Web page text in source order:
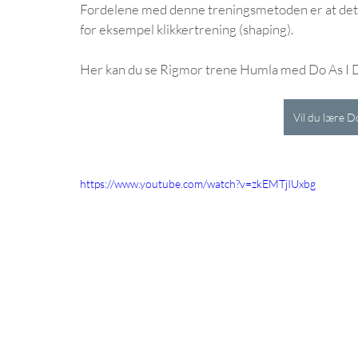
Fordelene med denne treningsmetoden er at
for eksempel klikkertrening (shaping).
Her kan du se Rigmor trene Humla med Do As I
Vil du lære
https://www.youtube.com/watch?v=zkEMTjIUxbg